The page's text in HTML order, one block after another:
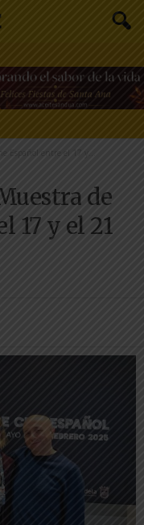
Español entre el 17 y...
de
17 y el 21